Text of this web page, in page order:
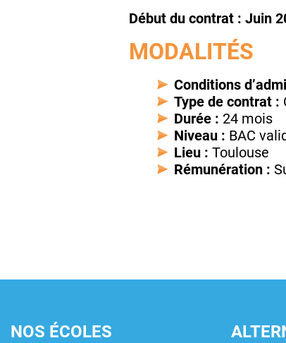
Début du contrat : Juin
MODALITÉS
Conditions
Type de contrat :
Durée : 24 mois
Niveau : BAC
Lieu : Toulouse
Rémunération :
NOS ÉCOLES